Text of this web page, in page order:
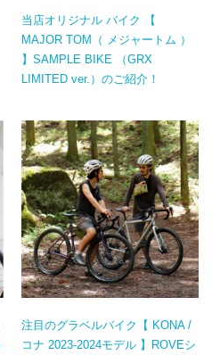
当店オリジナル バイク 【
MAJOR TOM（ メジャートム ）
】SAMPLE BIKE （GRX
LIMITED ver.）のご紹介！
注目のグラベルバイク【 KONA /
コナ 2023-2024モデル 】ROVEシ